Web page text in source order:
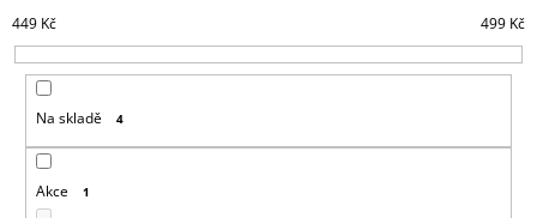
O
D
K
449 Kč 499 Kč
Na skladě 4
Akce 1
E
DYING
LIGHT
MIKINA
MURALS
Kč